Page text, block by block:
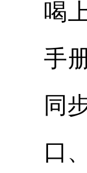
喝
手
同
口